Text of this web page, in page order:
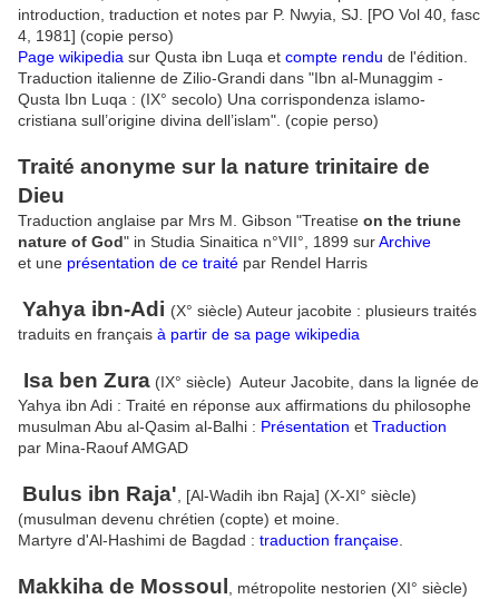
introduction, traduction et notes par P. Nwyia, SJ. [PO Vol 40, fasc
4, 1981] (copie perso)
Page wikipedia sur Qusta ibn Luqa et compte rendu de l'édition.
Traduction italienne de Zilio-Grandi dans "Ibn al-Munaggim -
Qusta Ibn Luqa : (IX° secolo) Una corrispondenza islamo-
cristiana sull’origine divina dell’islam". (copie perso)
Traité anonyme sur la nature trinitaire de
Dieu
Traduction anglaise par Mrs M. Gibson "Treatise on the triune
nature of God" in Studia Sinaitica n°VII°, 1899 surArchive
et une présentation de ce traité par Rendel Harris
Yahya ibn-Adi (X° siècle) Auteur jacobite : plusieurs traités
traduits en français à partir de sa page wikipedia
Isa ben Zura (IX° siècle) Auteur Jacobite, dans la lignée de
Yahya ibn Adi : Traité en réponse aux affirmations du philosophe
musulman Abu al-Qasim al-Balhi : Présentation et Traduction
par Mina-Raouf AMGAD
Bulus ibn Raja' , [Al-Wadih ibn Raja] (X-XI° siècle)
(musulman devenu chrétien (copte) et moine.
Martyre d'Al-Hashimi de Bagdad : traduction française
Makkiha de Mossoul
, métropolite nestorien (XI° siècle)